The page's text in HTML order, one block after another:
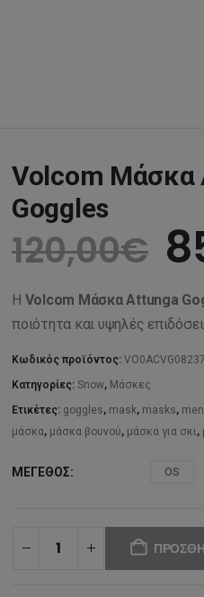
Volcom Μάσκα
Goggles
120,00€
Η Volcom Μάσκα Attunga
ποιότητα και υψηλές
Κωδικός προϊόντος:
Κατηγορίες: Snow, Μάσκες
Ετικέτες: goggles, mask, masks,
μάσκα, μάσκα βουνού, μάσκα για σκι,
ΜΈΓΕΘΟΣ OS